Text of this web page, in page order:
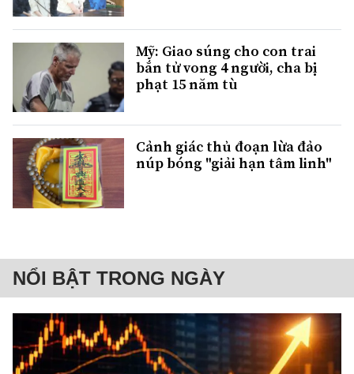
Mỹ: Giao súng cho con trai
bắn tử vong 4 người, cha bị
phạt 15 năm tù
Cảnh giác thủ đoạn lừa đảo
núp bóng "giải hạn tâm linh"
NỔI BẬT TRONG NGÀY